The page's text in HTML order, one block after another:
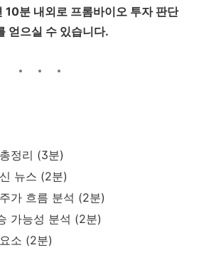
10분 내외로 프롬바이오 투자 판단
얻으실 수 있습니다.
정리 (3분)
뉴스 (2분)
가 흐름 분석 (2분)
가능성 분석 (2분)
소 (2분)